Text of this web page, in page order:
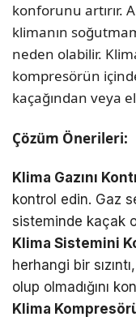
konforunu artırır.
klimanın
neden olabilir.
kompresörün
kaçağından veya
Çözüm Önerileri:
Klima Gazını
kontrol edin. Gaz
sisteminde kaçak
Klima Sistemini
herhangi bir
olup olmadığını
Klima